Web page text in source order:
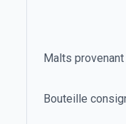
Malts
Bouteille